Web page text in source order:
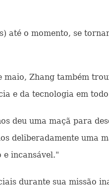
até o momento, se
Zhang também
e da tecnologia em
deu uma maçã para
deliberadamente uma
incansável."
durante sua missão